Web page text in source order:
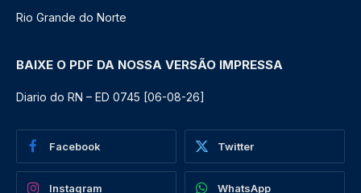
Rio Grande do Norte
BAIXE O PDF DA NOSSA VERSÃO IMPRESSA
Diario do RN – ED 0745 [06-08-26]
Facebook Twitter
Instagram WhatsApp